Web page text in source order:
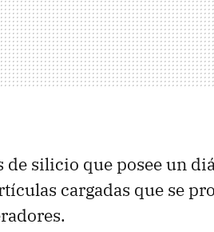
de silicio que posee un
cargadas que se